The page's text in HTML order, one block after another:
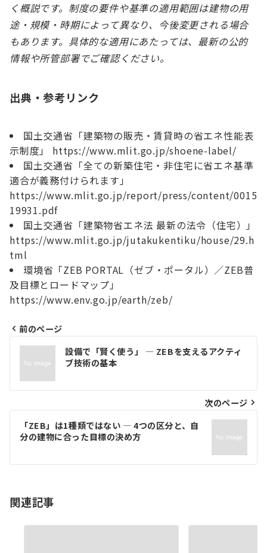
く概説です。制度の要件や基準の適用範囲は建物の用
途・規模・時期によって異なり、今後変更される場合
もあります。具体的な適用にあたっては、最新の公的
情報や所管部署でご確認ください。
出典・参考リンク
国土交通省「建築物の販売・賃貸時の省エネ性能表
示制度」 https://www.mlit.go.jp/shoene-label/
国土交通省「全ての新築住宅・非住宅に省エネ基準
適合が義務付けられます」
https://www.mlit.go.jp/report/press/content/0015
19931.pdf
国土交通省「建築物省エネ法 最新の法令（住宅）」
https://www.mlit.go.jp/jutakukentiku/house/29.h
tml
環境省「ZEB PORTAL（ゼブ・ポータル）／ZEB普
及目標とロードマップ」
https://www.env.go.jp/earth/zeb/
投
ナ
ビ
ー
シ
ン
前のページ
設備で「賢く使う」 ― ZEBを支えるアクティ
ブ技術の基本
次のページ
「ZEB」は1種類ではない ― 4つの区分と、自
分の建物に合った目標の決め方
関連記事